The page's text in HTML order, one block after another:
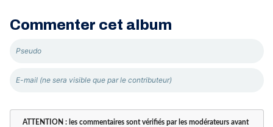
Commenter cet album
ATTENTION : les commentaires sont vérifiés par les modérateurs avant